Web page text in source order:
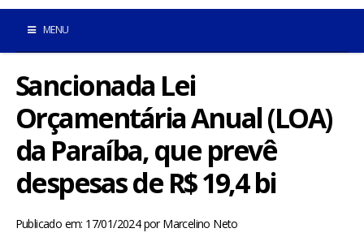
MENU
POMBAL E REGIÃO
Sancionada Lei
Orçamentária Anual (LOA)
da Paraíba, que prevê
despesas de R$ 19,4 bi
Publicado em: 17/01/2024porMarcelino Neto